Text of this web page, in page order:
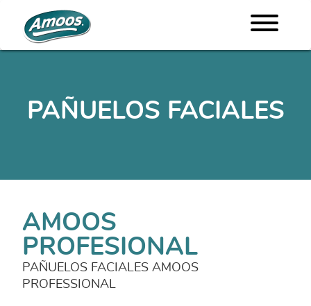
PAÑUELOS FACIALES
AMOOS
PROFESIONAL
PAÑUELOS FACIALES AMOOS
PROFESSIONAL